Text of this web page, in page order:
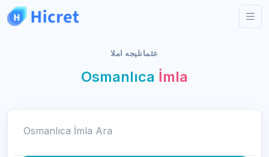
عثمانليجه املا
Osmanlıca İmla